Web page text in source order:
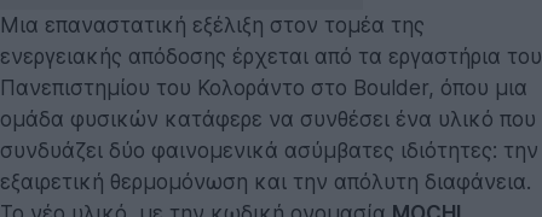
Μια επαναστατική εξέλιξη στον τομέα της
ενεργειακής απόδοσης έρχεται από τα εργαστήρια του
Πανεπιστημίου του Κολοράντο στο Boulder, όπου μια
ομάδα φυσικών κατάφερε να συνθέσει ένα υλικό που
συνδυάζει δύο φαινομενικά ασύμβατες ιδιότητες: την
εξαιρετική θερμομόνωση και την απόλυτη διαφάνεια.